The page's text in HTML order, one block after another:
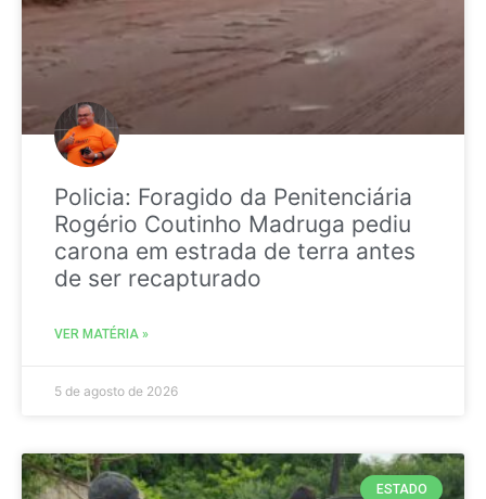
Policia: Foragido da Penitenciária
Rogério Coutinho Madruga pediu
carona em estrada de terra antes
de ser recapturado
VER MATÉRIA »
5 de agosto de 2026
ESTADO